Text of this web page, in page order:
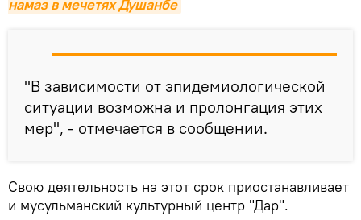
намаз в мечетях Душанбе
"В зависимости от эпидемиологической
ситуации возможна и пролонгация этих
мер", - отмечается в сообщении.
Свою деятельность на этот срок приостанавливает
и мусульманский культурный центр "Дар".